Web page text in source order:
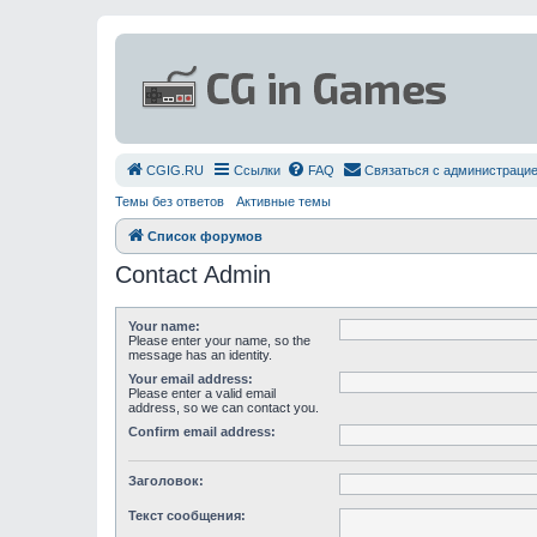
СGIG.RU Ссылки FAQ Связаться с
Темы без ответов Активные темы
Список форумов
Contact Admin
Your name:
Please enter your name, so the
message has an identity.
Your email address:
Please enter a valid email
address, so we can contact you.
Confirm email address:
Заголовок:
Текст сообщения: